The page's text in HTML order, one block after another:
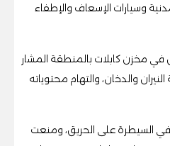
وسيارات الإسعاف والإطفاء
مخزن كابلات بالمنطقة المشار
والدخان، والتهام محتوياته
السيطرة على الحريق، ومنعت